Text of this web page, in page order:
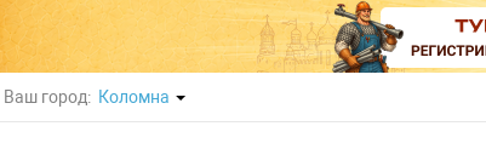
Ваш город: Коломна